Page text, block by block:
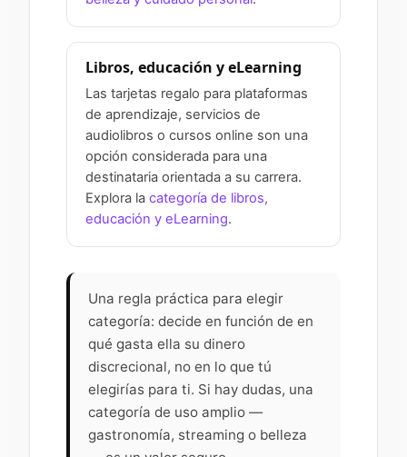
Libros, educación y eLearning
Las tarjetas regalo para plataformas
de aprendizaje, servicios de
audiolibros o cursos online son una
opción considerada para una
destinataria orientada a su carrera.
Explora la categoría de libros,
educación y eLearning.
Una regla práctica para elegir
categoría: decide en función de en
qué gasta ella su dinero
discrecional, no en lo que tú
elegirías para ti. Si hay dudas, una
categoría de uso amplio —
gastronomía, streaming o belleza